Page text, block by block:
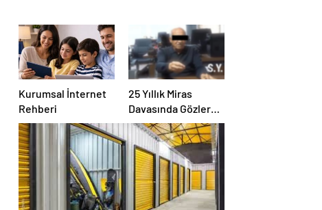
Kurumsal İnternet
Rehberi
25 Yıllık Miras
Davasında Gözler
Temmuz Ayındaki
Karar Duruşmasına
Çevrildi